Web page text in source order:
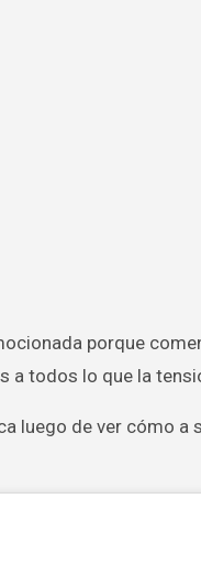
a todos lo que la
luego de ver cómo a